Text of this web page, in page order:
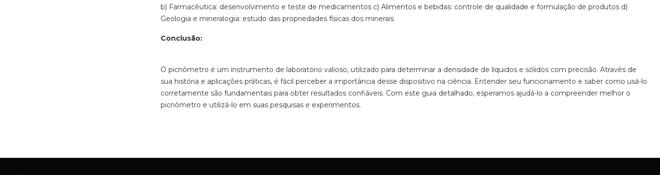
b) Farmacêutica: desenvolvimento e teste de medicamentos c) Alimentos e bebidas: controle de qualidade e formulação de produtos d)
Geologia e mineralogia: estudo das propriedades físicas dos minerais
Conclusão:
O picnômetro é um instrumento de laboratório valioso, utilizado para determinar a densidade de líquidos e sólidos com precisão. Através de
sua história e aplicações práticas, é fácil perceber a importância desse dispositivo na ciência. Entender seu funcionamento e saber como usá-lo
corretamente são fundamentais para obter resultados confiáveis. Com este guia detalhado, esperamos ajudá-lo a compreender melhor o
picnômetro e utilizá-lo em suas pesquisas e experimentos.